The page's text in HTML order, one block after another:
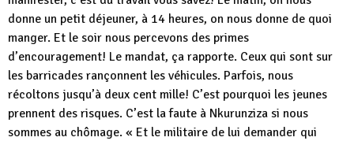
donne un petit déjeuner, à 14 heures, on nous donne de quoi
manger. Et le soir nous percevons des primes
d’encouragement! Le mandat, ça rapporte. Ceux qui sont sur
les barricades rançonnent les véhicules. Parfois, nous
récoltons jusqu’à deux cent mille! C’est pourquoi les jeunes
prennent des risques. C’est la faute à Nkurunziza si nous
sommes au chômage. « Et le militaire de lui demander qui